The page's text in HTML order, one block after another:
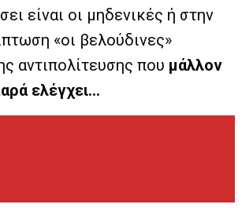
είναι οι μηδενικές ή στην
«οι βελούδινες»
αντιπολίτευσης που μάλλον
ελέγχει…